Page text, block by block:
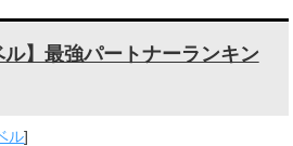
ル】最強パートナーランキン
ル]